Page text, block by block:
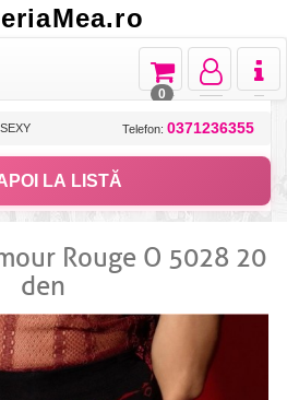
Toggle
Toggle
navigation
Toggle
navigation
0
Telefon: 0371236355
LA LISTĂ
Rouge O 5028 20
den